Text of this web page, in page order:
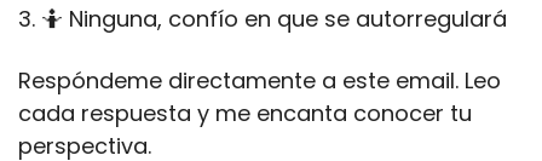
3. 🤷 Ninguna, confío en que se autorregulará
Respóndeme directamente a este email. Leo
cada respuesta y me encanta conocer tu
perspectiva.